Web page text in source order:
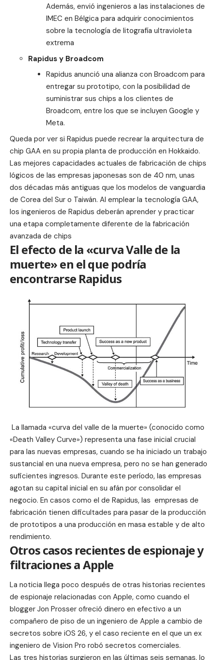
Además, envió ingenieros a las instalaciones de
IMEC en Bélgica para adquirir conocimientos
sobre la tecnología de litografía ultravioleta
extrema
Rapidus y Broadcom
Rapidus anunció una alianza con Broadcom para
entregar su prototipo, con la posibilidad de
suministrar sus chips a los clientes de
Broadcom, entre los que se incluyen Google y
Meta.
Queda por ver si Rapidus puede recrear la arquitectura de
chip GAA en su propia planta de producción en Hokkaido.
Las mejores capacidades actuales de fabricación de chips
lógicos de las empresas japonesas son de 40 nm, unas
dos décadas más antiguas que los modelos de vanguardia
de Corea del Sur o Taiwán. Al emplear la tecnología GAA,
los ingenieros de Rapidus deberán aprender y practicar
una etapa completamente diferente de la fabricación
avanzada de chips
El efecto de la «curva Valle de la
muerte» en el que podría
encontrarse Rapidus
La llamada «curva del valle de la muerte» (conocido como
«Death Valley Curve») representa una fase inicial crucial
para las nuevas empresas, cuando se ha iniciado un trabajo
sustancial en una nueva empresa, pero no se han generado
suficientes ingresos. Durante este período, las empresas
agotan su capital inicial en su afán por consolidar el
negocio. En casos como el de Rapidus, las empresas de
fabricación tienen dificultades para pasar de la producción
de prototipos a una producción en masa estable y de alto
rendimiento.
Otros casos recientes de espionaje y
filtraciones a Apple
La noticia llega poco después de otras historias recientes
de espionaje relacionadas con Apple, como cuando el
blogger Jon Prosser ofreció dinero en efectivo a un
compañero de piso de un ingeniero de Apple a cambio de
secretos sobre iOS 26, y el caso reciente en el que un ex
ingeniero de Vision Pro robó secretos comerciales.
Las tres historias surgieron en las últimas seis semanas, lo